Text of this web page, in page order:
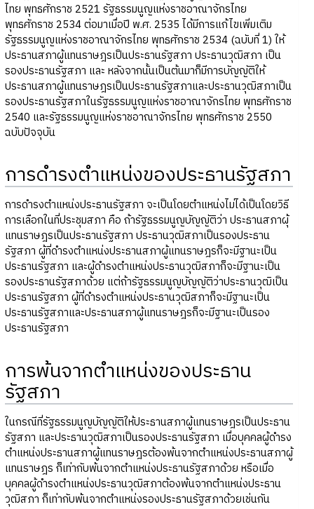
ไทย พุทธศักราช 2521 รัฐธรรมนูญแห่งราชอาณาจักรไทย
พุทธศักราช 2534 ต่อมาเมื่อปี พ.ศ. 2535 ได้มีการแก้ไขเพิ่มเติม
รัฐธรรมนูญแห่งราชอาณาจักรไทย พุทธศักราช 2534 (ฉบับที่ 1) ให้
ประธานสภาผู้แทนราษฎรเป็นประธานรัฐสภา ประธานวุฒิสภา เป็น
รองประธานรัฐสภา และ หลังจากนั้นเป็นต้นมาก็มีการบัญญัติให้
ประธานสภาผู้แทนราษฎรเป็นประธานรัฐสภาและประธานวุฒิสภาเป็น
รองประธานรัฐสภาในรัฐธรรมนูญแห่งราชอาณาจักรไทย พุทธศักราช
2540 และรัฐธรรมนูญแห่งราชอาณาจักรไทย พุทธศักราช 2550
ฉบับปัจจุบัน
การดำรงตำแหน่งของประธานรัฐสภา
การดำรงตำแหน่งประธานรัฐสภา จะเป็นโดยตำแหน่งไม่ได้เป็นโดยวิธี
การเลือกในที่ประชุมสภา คือ ถ้ารัฐธรรมนูญบัญญัติว่า ประธานสภาผุ้
แทนราษฎรเป็นประธานรัฐสภา ประธานวุฒิสภาเป็นรองประธาน
รัฐสภา ผู้ที่ดำรงตำแหน่งประธานสภาผู้แทนราษฎรก็จะมีฐานะเป็น
ประธานรัฐสภา และผู้ดำรงตำแหน่งประธานวุฒิสภาก็จะมีฐานะเป็น
รองประธานรัฐสภาด้วย แต่ถ้ารัฐธรรมนูญบัญญัติว่าประธานวุฒิเป็น
ประธานรัฐสภา ผู้ที่ดำรงตำแหน่งประธานวุฒิสภาก็จะมีฐานะเป็น
ประธานรัฐสภาและประธานสภาผู้แทนราษฎรก็จะมีฐานะเป็นรอง
ประธานรัฐสภา
การพ้นจากตำแหน่งของประธาน
รัฐสภา
ในกรณีที่รัฐธรรมนูญบัญญัติให้ประธานสภาผู้แทนราษฎรเป็นประธาน
รัฐสภา และประธานวุฒิสภาเป็นรองประธานรัฐสภา เมื่อบุคคลผู้ดำรง
ตำแหน่งประธานสภาผู้แทนราษฎรต้องพ้นจากตำแหน่งประธานสภาผู้
แทนราษฎร ก็เท่ากับพ้นจากตำแหน่งประธานรัฐสภาด้วย หรือเมื่อ
บุคคลผู้ดำรงตำแหน่งประธานวุฒิสภาต้องพ้นจากตำแหน่งประธาน
วุฒิสภา ก็เท่ากับพ้นจากตำแหน่งรองประธานรัฐสภาด้วยเช่นกัน